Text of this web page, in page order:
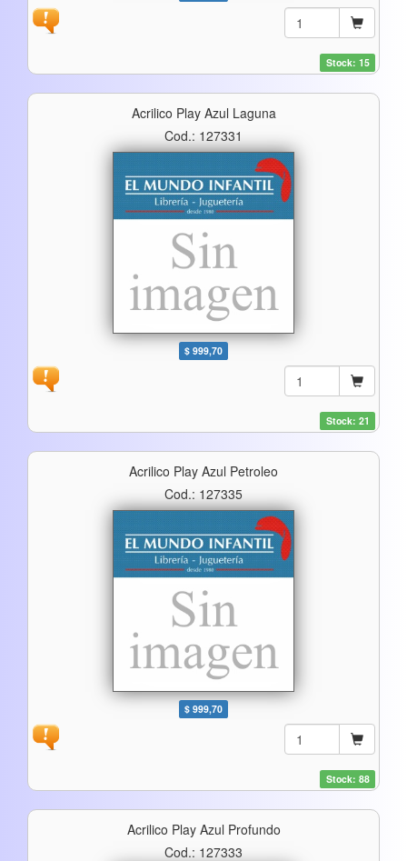
Stock: 15
Acrilico Play Azul Laguna
Cod.: 127331
$ 999,70
Stock: 21
Acrilico Play Azul Petroleo
Cod.: 127335
$ 999,70
Stock: 88
Acrilico Play Azul Profundo
Cod.: 127333